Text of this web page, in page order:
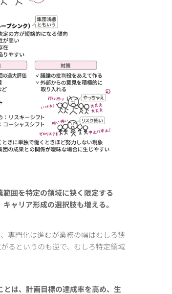
囲を特定の領域に狭く限定する
ャリア形成の選択肢も増える。
専門化は進むが業務の幅はむしろ狭
るというのも逆で、むしろ特定領域
は、計画目標の達成率を高め、生